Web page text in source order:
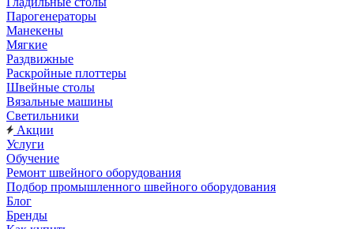
Парогенераторы
Манекены
Мягкие
Раздвижные
Раскройные плоттеры
Швейные столы
Вязальные машины
Светильники
Акции
Услуги
Обучение
Ремонт швейного оборудования
Подбор промышленного швейного оборудования
Блог
Бренды